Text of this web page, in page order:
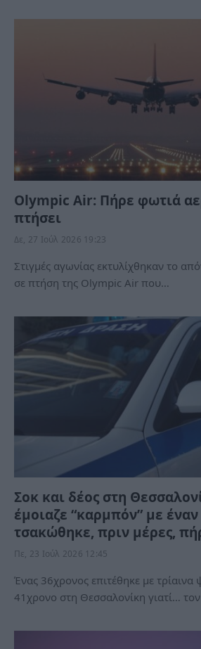
Olympic Air: Πήρε φωτιά
πτήσει
Δε, 27 Ιούλ 2026 19:23
Στιγμές αγωνίας εκτυλίχθηκαν το
σε πτήση της Olympic Air που…
Σοκ και δέος στη
έμοιαζε “καρμπόν” με
τσακώθηκε, πριν μέρες,
Πε, 23 Ιούλ 2026 12:45
Ένας 36χρονος επιτέθηκε με
41χρονο στη Θεσσαλονίκη γιατί…